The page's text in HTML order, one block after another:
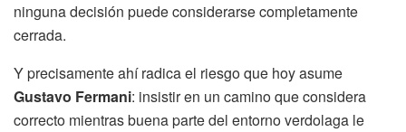
ninguna decisión puede considerarse completamente
cerrada.
Y precisamente ahí radica el riesgo que hoy asume
Gustavo Fermani: insistir en un camino que considera
correcto mientras buena parte del entorno verdolaga le